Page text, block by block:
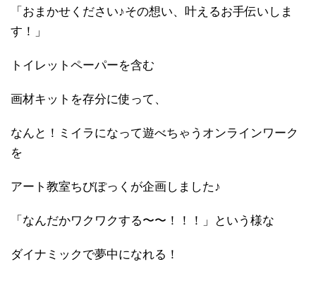
「おまかせください♪その想い、叶えるお手伝いしま
す！」
トイレットペーパーを含む
画材キットを存分に使って、
なんと！ミイラになって遊べちゃうオンラインワーク
を
アート教室ちびぽっくが企画しました♪
「なんだかワクワクする〜〜！！！」という様な
ダイナミックで夢中になれる！